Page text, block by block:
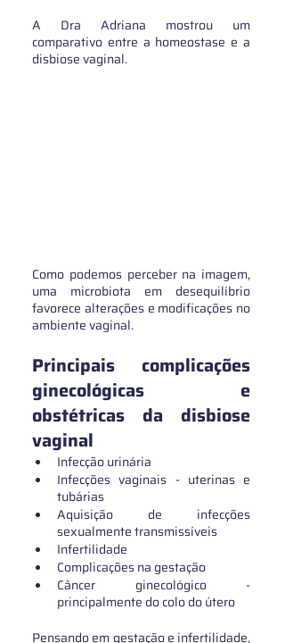
A Dra Adriana mostrou um
comparativo entre a homeostase e a
disbiose vaginal.
Como podemos perceber na imagem,
uma microbiota em desequilíbrio
favorece alterações e modificações no
ambiente vaginal.
Principais complicações
ginecológicas e
obstétricas da disbiose
vaginal
Infecção urinária
Infecções vaginais - uterinas e
tubárias
Aquisição de infecções
sexualmente transmissíveis
Infertilidade
Complicações na gestação
Câncer ginecológico -
principalmente do colo do útero
Pensando em gestação e infertilidade,